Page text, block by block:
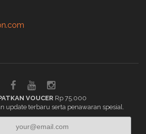
VOUCER Rp 75.000
update terbaru serta penawaran spesial.